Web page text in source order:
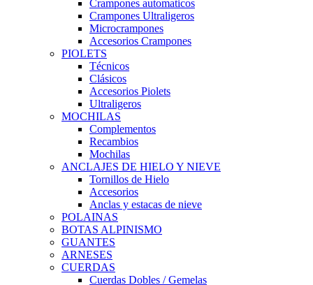
Crampones automaticos
Crampones Ultraligeros
Microcrampones
Accesorios Crampones
PIOLETS
Técnicos
Clásicos
Accesorios Piolets
Ultraligeros
MOCHILAS
Complementos
Recambios
Mochilas
ANCLAJES DE HIELO Y NIEVE
Tornillos de Hielo
Accesorios
Anclas y estacas de nieve
POLAINAS
BOTAS ALPINISMO
GUANTES
ARNESES
CUERDAS
Cuerdas Dobles / Gemelas